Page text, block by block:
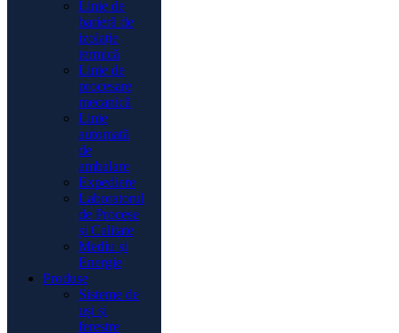
Linie de
barieră de
izolație
termică
Linie de
procesare
mecanică
Linie
automată
de
ambalare
Expediere
Laboratorul
de Procese
și Calitate
Mediu și
Energie
Produse
Sisteme de
uși și
ferestre